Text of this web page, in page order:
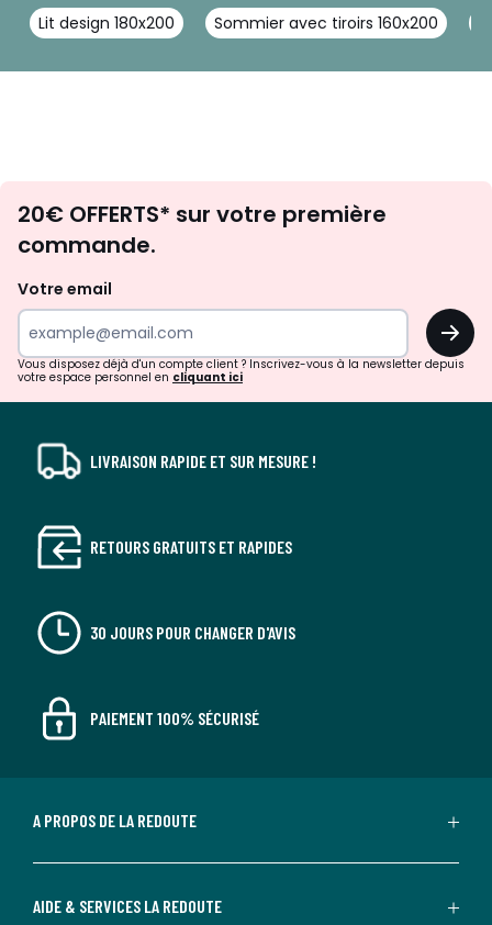
Lit design 180x200 Sommier avec tiroirs 160x200
d'inspirations
surprises?
20€ OFFERTS* sur votre première
commande.
Votre email
OK
Vous disposez déjà d'un compte client ? Inscrivez-vous à la newsletter depuis
votre espace personnel en cliquant ici
LIVRAISON RAPIDE ET SUR MESURE !
RETOURS GRATUITS ET RAPIDES
30 JOURS POUR CHANGER D'AVIS
PAIEMENT 100% SÉCURISÉ
A PROPOS DE LA REDOUTE
AIDE & SERVICES LA REDOUTE